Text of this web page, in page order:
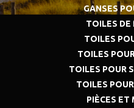
GANSES
TOILES DE
TOILES
TOILES
TOILES POUR
TOILES
PIÈCES ET